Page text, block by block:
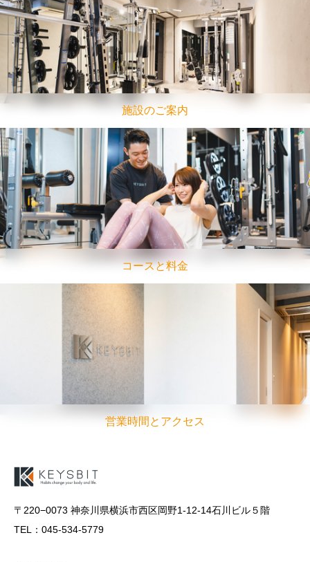
施設のご案内
コースと料金
営業時間とアクセス
〒220−0073 神奈川県横浜市西区岡野1-12-14石川ビル５階
TEL：045-534-5779